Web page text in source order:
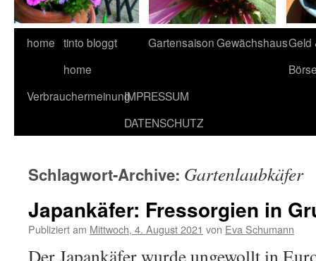
home tinto bloggt
home
GartensaisonGewächshausGeld
VerbrauchermeinungIMPRESSUM
DATENSCHUTZ
Schlagwort-Archive: Gartenlaubkäfer
Japankäfer: Fressorgien in
Publiziert am Mittwoch, 4. August 2021 von Eva Schumann
Der Japankäfer wurde ungewollt in